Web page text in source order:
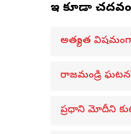
ఇవి కూడా
అత్యంత విషమంగా
రాజమండ్రి
ప్రధాని మోదీని